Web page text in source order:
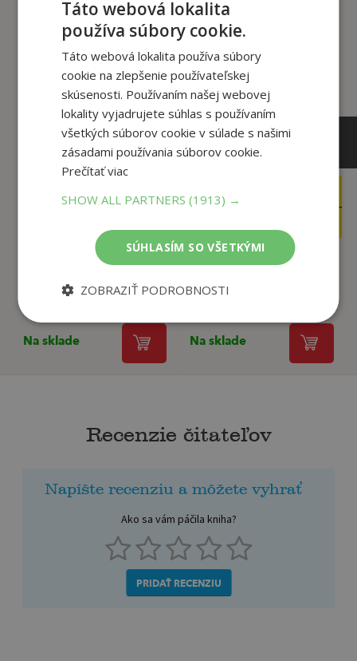
Zákazníci, ktorí si kúpili
tento titul si tiež kúpili
4 €
Ľadové kráľovstvo -
Bezva kniha o pol...
Na sklade
Rok zábavného
Na sklade
Recenzie čitateľov
Napíšte recenziu a môžete vyhrať
Ako sa vám páčila kniha?
PRIDAŤ RECENZIU
Táto webová lokalita
používa súbory cookie.
Táto webová lokalita používa súbory
cookie na zlepšenie používateľskej
skúsenosti. Používaním našej webovej
lokality vyjadrujete súhlas s používaním
všetkých súborov cookie v súlade s našimi
zásadami používania súborov cookie.
Prečítať viac
SHOW ALL PARTNERS(1913) →
SÚHLASÍM SO VŠETKÝMI
ZOBRAZIŤ PODROBNOSTI